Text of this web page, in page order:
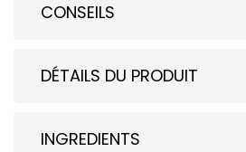
CONSEILS
DÉTAILS DU PRODUIT
INGREDIENTS